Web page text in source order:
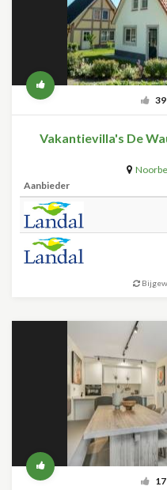
39
Vakantievilla's De
Aanbieder
17